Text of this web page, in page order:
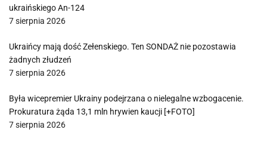
ukraińskiego An-124
7 sierpnia 2026
Ukraińcy mają dość Zełenskiego. Ten SONDAŻ nie pozostawia
żadnych złudzeń
7 sierpnia 2026
Była wicepremier Ukrainy podejrzana o nielegalne wzbogacenie.
Prokuratura żąda 13,1 mln hrywien kaucji [+FOTO]
7 sierpnia 2026